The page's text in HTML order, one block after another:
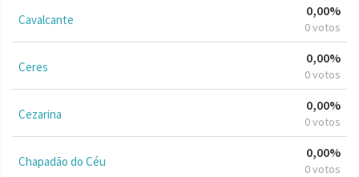
Cavalcante
0,00%
0 votos
Ceres
0,00%
0 votos
Cezarina
0,00%
0 votos
Chapadão do Céu
0,00%
0 votos